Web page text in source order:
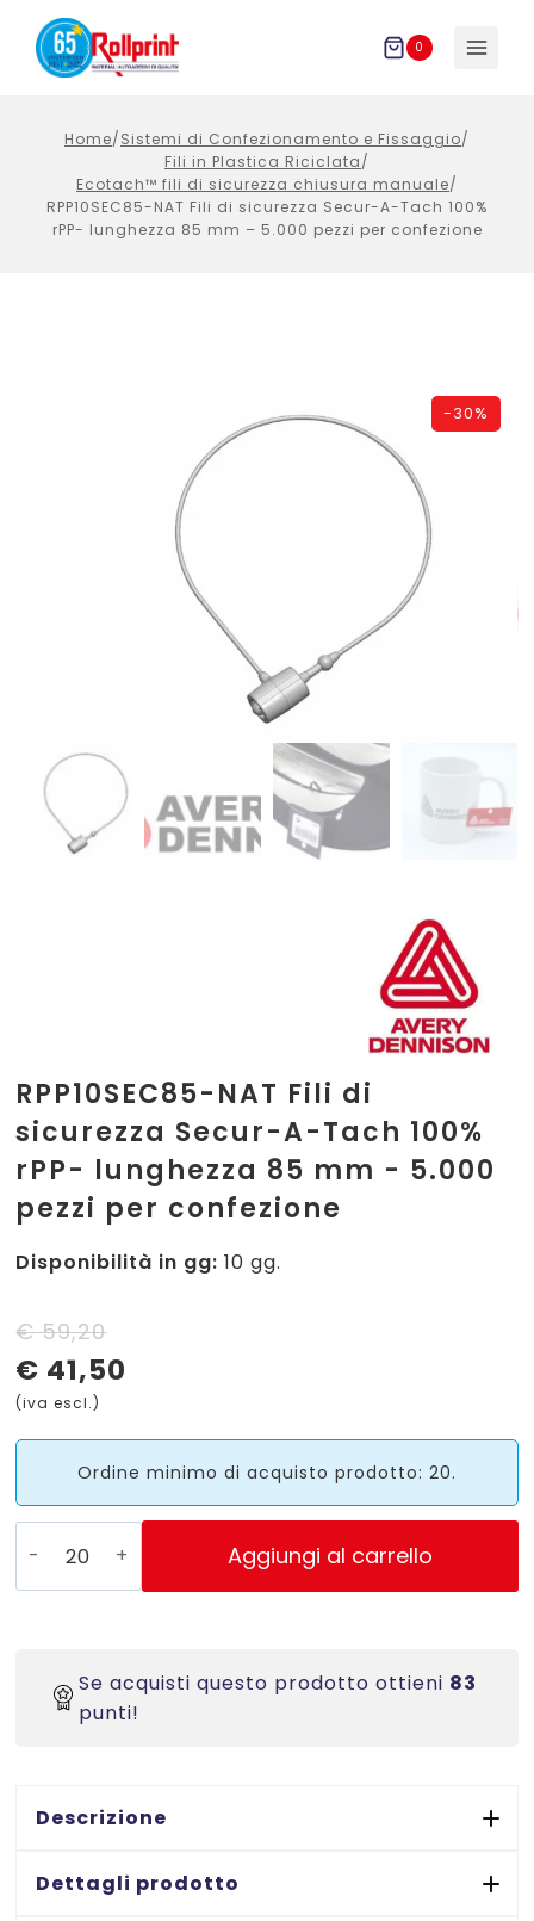
Salta
contenuto
0
Home/Sistemi di Confezionamento e Fissaggio/
Fili in Plastica Riciclata/
Ecotach™ fili di sicurezza chiusura manuale/
RPP10SEC85-NAT Fili di sicurezza Secur-A-Tach 100%
rPP- lunghezza 85 mm – 5.000 pezzi per confezione
-30%
RPP10SEC85-NAT Fili di
sicurezza Secur-A-Tach 100%
rPP- lunghezza 85 mm - 5.000
pezzi per confezione
Disponibilità in gg:10 gg.
€59,20
Il
prezzo
originale
€ 59,20.
€ 41,50
Il
prezzo
attuale
€ 41,50.
(iva escl.)
Ordine minimo di acquisto prodotto: 20.
RPP10SEC85-
Secur-
A-
rPP-
85
Aggiungi al carrello
Se acquisti questo prodotto ottieni 83
punti!
Descrizione
Dettagli prodotto